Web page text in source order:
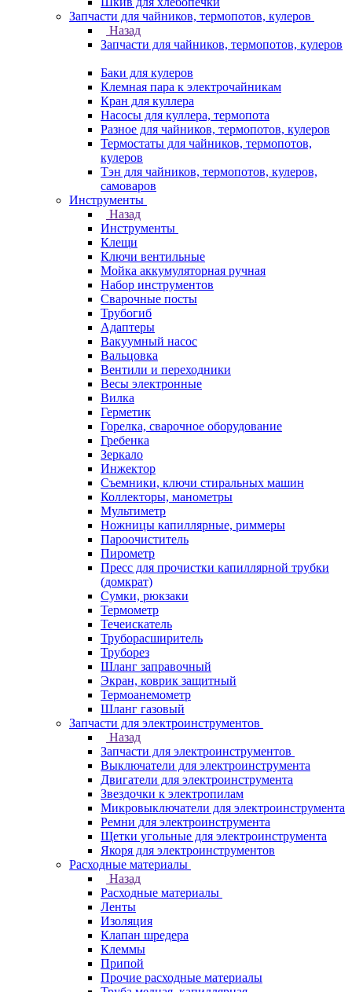
Запчасти для чайников, термопотов, кулеров
Назад
Запчасти для чайников, термопотов, кулеров
Баки для кулеров
Клемная пара к электрочайникам
Кран для куллера
Насосы для куллера, термопота
Разное для чайников, термопотов, кулеров
Термостаты для чайников, термопотов,
кулеров
Тэн для чайников, термопотов, кулеров,
самоваров
Инструменты
Назад
Инструменты
Клещи
Ключи вентильные
Мойка аккумуляторная ручная
Набор инструментов
Сварочные посты
Трубогиб
Aдаптеры
Вакуумный насос
Вальцовка
Вентили и переходники
Весы электронные
Вилка
Герметик
Горелка, сварочное оборудование
Гребенка
Зеркало
Инжектор
Съемники, ключи стиральных машин
Коллекторы, манометры
Мультиметр
Ножницы капиллярные, риммеры
Пароочиститель
Пирометр
Пресс для прочистки капиллярной трубки
(домкрат)
Сумки, рюкзаки
Термометр
Течеискатель
Труборасширитель
Труборез
Шланг заправочный
Экран, коврик защитный
Термоанемометр
Шланг газовый
Запчасти для электроинструментов
Назад
Запчасти для электроинструментов
Выключатели для электроинструмента
Двигатели для электроинструмента
Звездочки к электропилам
Микровыключатели для электроинструмента
Ремни для электроинструмента
Щетки угольные для электроинструмента
Якоря для электроинструментов
Расходные материалы
Назад
Расходные материалы
Ленты
Изоляция
Клапан шредера
Клеммы
Припой
Прочие расходные материалы